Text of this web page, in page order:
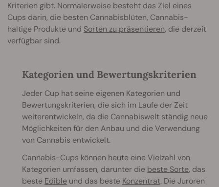
Kriterien gibt. Normalerweise besteht das Ziel eines
Cups darin, die besten Cannabisblüten, Cannabis-
haltige Produkte und Sorten zu präsentieren, die derzeit
verfügbar sind.
Kategorien und Bewertungskriterien
Jeder Cup hat seine eigenen Kategorien und
Bewertungskriterien, die sich im Laufe der Zeit
weiterentwickeln, da die Cannabiswelt ständig neue
Möglichkeiten für den Anbau und die Verwendung
von Cannabis entwickelt.
Cannabis-Cups können heute eine Vielzahl von
Kategorien umfassen, darunter die beste Sorte, das
beste Edible und das beste Konzentrat. Die Juroren